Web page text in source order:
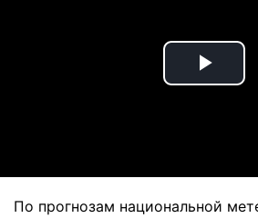
Play
По прогнозам национальной